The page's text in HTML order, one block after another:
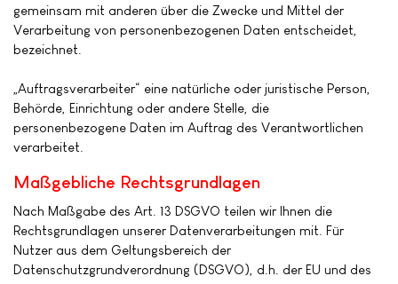
gemeinsam mit anderen über die Zwecke und Mittel der
Verarbeitung von personenbezogenen Daten entscheidet,
bezeichnet.
„Auftragsverarbeiter“ eine natürliche oder juristische Person,
Behörde, Einrichtung oder andere Stelle, die
personenbezogene Daten im Auftrag des Verantwortlichen
verarbeitet.
Maßgebliche Rechtsgrundlagen
Nach Maßgabe des Art. 13 DSGVO teilen wir Ihnen die
Rechtsgrundlagen unserer Datenverarbeitungen mit. Für
Nutzer aus dem Geltungsbereich der
Datenschutzgrundverordnung (DSGVO), d.h. der EU und des